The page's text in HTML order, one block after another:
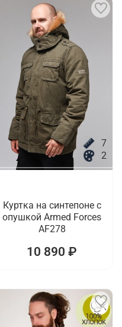
7
2
Куртка на синтепоне с
опушкой Armed Forces
AF278
10 890 ₽